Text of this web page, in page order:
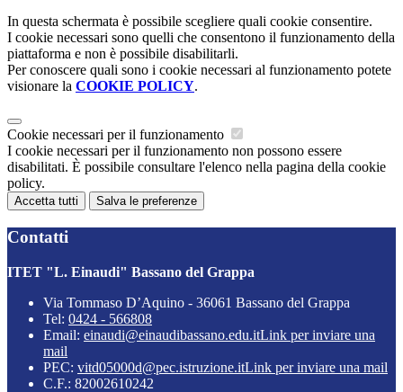
In questa schermata è possibile scegliere quali cookie consentire.
I cookie necessari sono quelli che consentono il funzionamento della
piattaforma e non è possibile disabilitarli.
Per conoscere quali sono i cookie necessari al funzionamento potete
visionare la COOKIE POLICY.
Cookie necessari per il funzionamento
I cookie necessari per il funzionamento non possono essere
disabilitati. È possibile consultare l'elenco nella pagina della cookie
policy.
Accetta tutti Salva le preferenze
Contatti
ITET "L. Einaudi" Bassano del Grappa
Via Tommaso D’Aquino - 36061 Bassano del Grappa
Tel: 0424 - 566808
Email: einaudi@einaudibassano.edu.itLink per inviare una
mail
PEC: vitd05000d@pec.istruzione.itLink per inviare una mail
C.F.: 82002610242